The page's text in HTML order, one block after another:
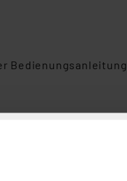
Bedienungsanleitung.